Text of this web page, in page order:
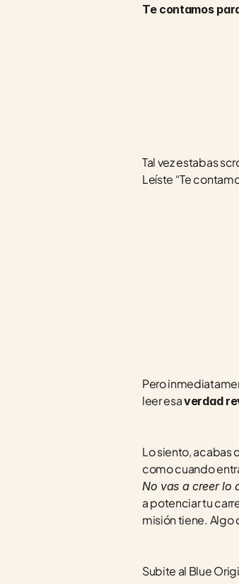
Te contamos
Tal vez estabas
Leíste “Te
Pero
leer esa verdad
Lo siento, acabas
como cuando
No vas a creer lo
a potenciar tu
misión tiene. Algo
Subite al Blue